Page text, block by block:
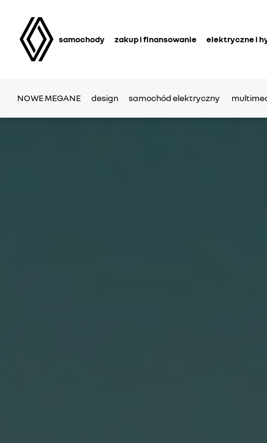
samochody zakup i finansowanie elektryczne i
NOWE MEGANE design samochód elektryczny